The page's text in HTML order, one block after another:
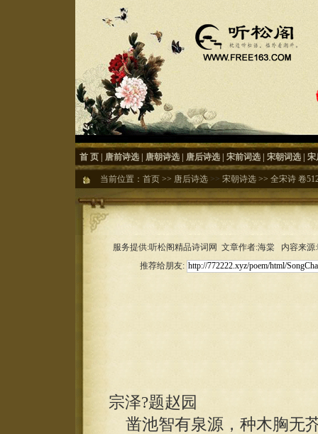
首 页 唐前诗选 唐朝诗选 唐后诗选 宋前词选 宋朝词选 宋
当前位置： 首页 >> 唐后诗选 >> 宋朝诗选 >> 全宋诗 卷
服务提供:听松阁精品诗词网 文章作者:海棠 内容来
推荐给朋友:
宗泽?题赵园
凿池智有泉源，种木胸无